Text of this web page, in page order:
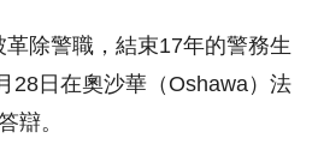
除警職，結束17年的警務生
28日在奧沙華（Oshawa）法
辯。